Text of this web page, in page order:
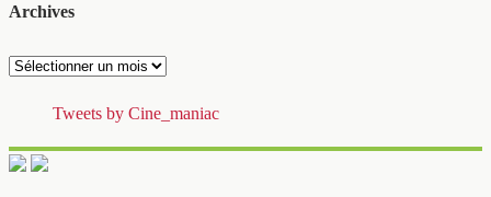
Archives
Archives
Tweets by Cine_maniac